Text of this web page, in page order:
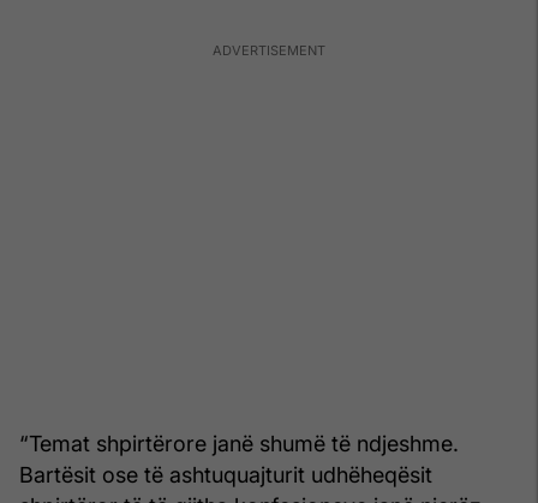
“Temat shpirtërore janë shumë të ndjeshme.
Bartësit ose të ashtuquajturit udhëheqësit